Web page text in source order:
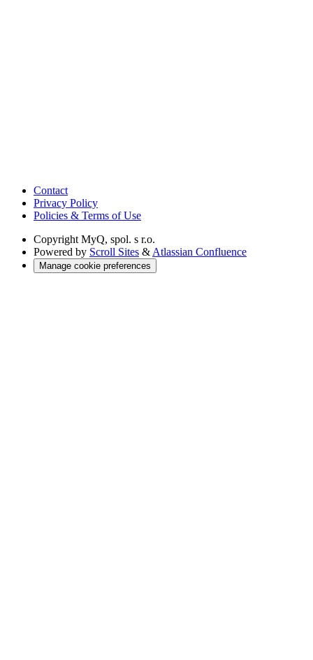
Contact
Privacy Policy
Policies & Terms of Use
Copyright MyQ, spol. s r.o.
Powered by Scroll Sites & Atlassian Confluence
Manage cookie preferences